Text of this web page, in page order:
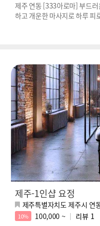
제주 연동 [333아로마] 부드
하고 개운한 마사지로 하루 피
제주-1인샵 요정
제주특별자치도 제주시 연
10% 100,000 ~ 리뷰 1